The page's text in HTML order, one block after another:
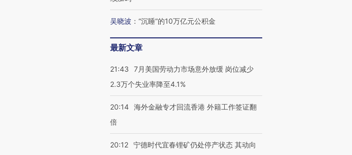
吴晓波 ： “沉睡”的10万亿元公积金
最新文章
21:43
7月美国劳动力市场意外放缓 岗位减少
2.3万个失业率降至4.1%
20:14 海外金融专才回流香港 外籍工作签证翻
倍
20:12 宁德时代宜春锂矿仍处停产状态 其动向